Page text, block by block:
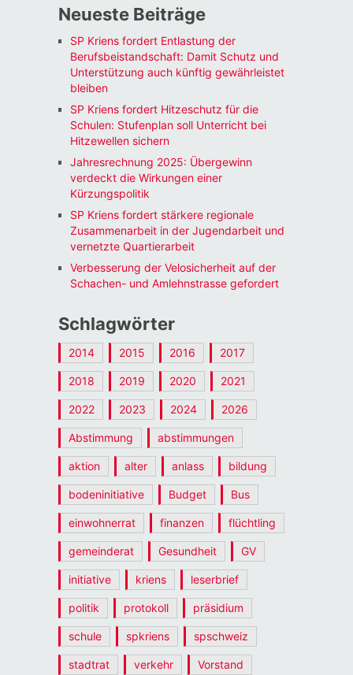
Neueste Beiträge
SP Kriens fordert Entlastung der
Berufsbeistandschaft: Damit Schutz und
Unterstützung auch künftig gewährleistet
bleiben
SP Kriens fordert Hitzeschutz für die
Schulen: Stufenplan soll Unterricht bei
Hitzewellen sichern
Jahresrechnung 2025: Übergewinn
verdeckt die Wirkungen einer
Kürzungspolitik
SP Kriens fordert stärkere regionale
Zusammenarbeit in der Jugendarbeit und
vernetzte Quartierarbeit
Verbesserung der Velosicherheit auf der
Schachen- und Amlehnstrasse gefordert
Schlagwörter
2014 2015 2016 2017
2018 2019 2020 2021
2022 2023 2024 2026
Abstimmung abstimmungen
aktion alter anlass bildung
bodeninitiative Budget Bus
einwohnerrat finanzen flüchtling
gemeinderat Gesundheit GV
initiative kriens leserbrief
politik protokoll präsidium
schule spkriens spschweiz
stadtrat verkehr Vorstand